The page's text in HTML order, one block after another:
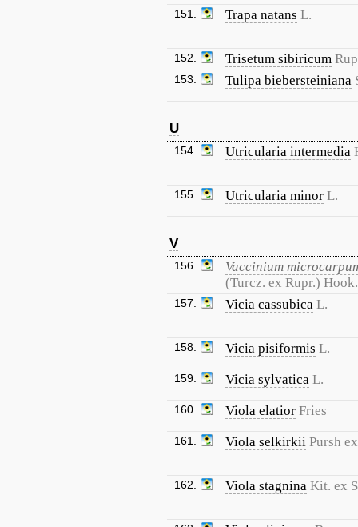
151. Trapa natans L.
152. Trisetum sibiricum
153. Tulipa biebersteiniana
U
154. Utricularia intermedia
155. Utricularia minor L.
V
156.
Vaccinium
(Turcz. ex Rupr.)
157. Vicia cassubica L.
158. Vicia pisiformis L.
159. Vicia sylvatica L.
160. Viola elatior Fries
161. Viola selkirkii Pursh
162. Viola stagnina Kit. ex